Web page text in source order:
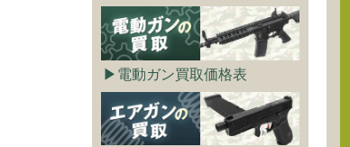
電動ガン買取価格表